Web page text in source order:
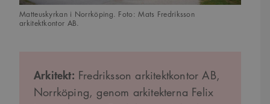
Matteuskyrkan i Norrköping. Foto: Mats Fredriksson
arkitektkontor AB.
Arkitekt: Fredriksson arkitektkontor AB,
Norrköping, genom arkitekterna Felix